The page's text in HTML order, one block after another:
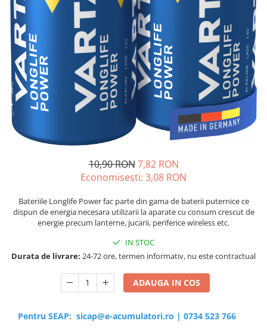
Sisteme de management (BMS)
Redresoare, incarcatoare si testere
Redresoare auto, moto, barci si
stationare
10,90 RON 7,82 RON
Economisesti: 3,08 RON
Bateriile Longlife Power fac parte din gama de baterii puternice ce
dispun de energia necesara utilizarii la aparate cu consum crescut de
energie precum lanterne, jucarii, periferice wireless etc.
IN STOC
Durata de livrare: 24-72 ore, termen informativ, nu este contractual
ADAUGA IN COS
Pentru SEAP: sicap@e-acumulatori.ro | 0734 523 766